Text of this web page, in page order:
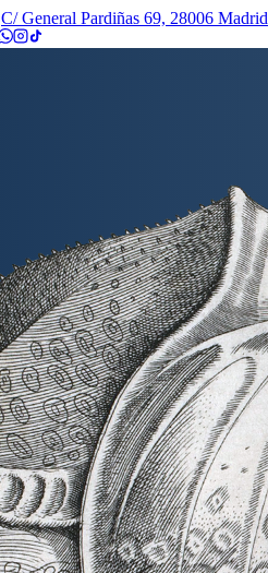
C/ General Pardiñas 69, 28006 Madrid